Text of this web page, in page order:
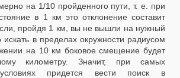
на 1/10 пройденного пути, т. е. при
в 1 км это отклонение составит
пройдя 1 км, вы не вышли на нужный
искать в пределах окружности радиусом
на 10 км боковое смещение будет
километру. Значит, при самых
условиях придется вести поиск в